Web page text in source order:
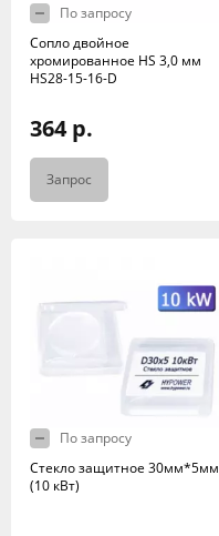
По запросу
Сопло двойное
хромированное HS 3,0 мм
HS28-15-16-D
364 р.
Запрос
По запросу
Стекло защитное 30мм*5мм
(10 кВт)